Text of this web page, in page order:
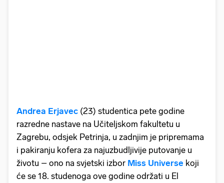
Andrea Erjavec (23) studentica pete godine
razredne nastave na Učiteljskom fakultetu u
Zagrebu, odsjek Petrinja, u zadnjim je pripremama
i pakiranju kofera za najuzbudljivije putovanje u
životu – ono na svjetski izbor Miss Universe koji
će se 18. studenoga ove godine održati u El